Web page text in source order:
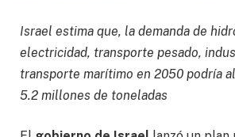
Israel estima que, la demanda de
electricidad, transporte pesado,
transporte marítimo en 2050 podría
5.2 millones de toneladas